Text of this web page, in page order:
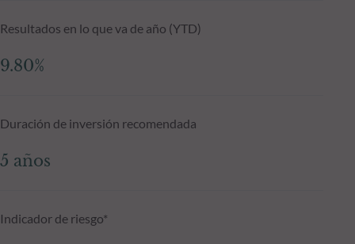
Resultados en lo que va de año (YTD)
9.80%
Duración de inversión recomendada
5 años
Indicador de riesgo*